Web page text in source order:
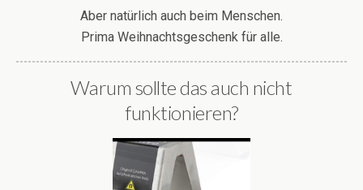
Aber natürlich auch beim Menschen.
Prima Weihnachtsgeschenk für alle.
Warum sollte das auch nicht
funktionieren?